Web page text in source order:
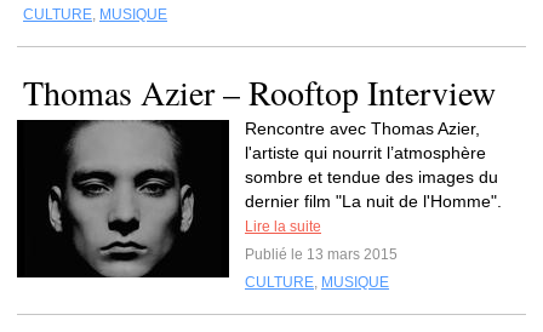
CULTURE, MUSIQUE
Thomas Azier – Rooftop Interview
Rencontre avec Thomas Azier,
l'artiste qui nourrit l’atmosphère
sombre et tendue des images du
dernier film "La nuit de l'Homme".
Lire la suite
Publié le 13 mars 2015
CULTURE, MUSIQUE